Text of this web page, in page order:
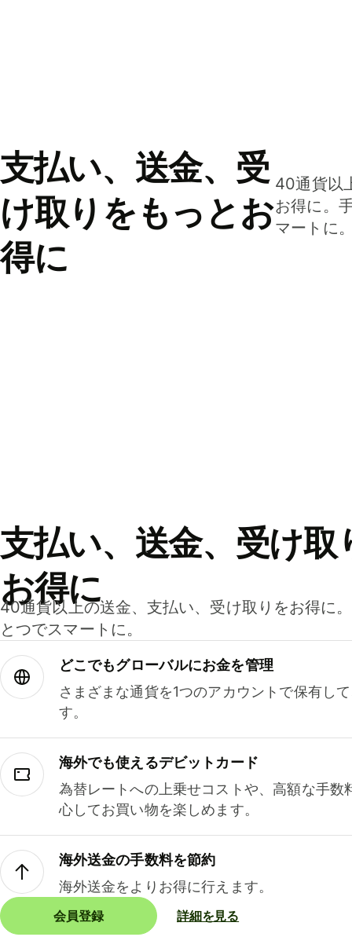
支払い、送金、受
け取りをもっとお
得に
40通貨以
お得に。
マートに
支払い、送金、受け取
お得に
40通貨以上の送金、支払い、受け取りをお得に
とつでスマートに。
どこでもグ⁠ロ⁠ー⁠バ⁠ルにお金を管理
さまざまな通貨を1つのアカウントで保有し
す。
海外でも使えるデビットカード
為替レートへの上乗せコストや、高額な手数
心してお買い物を楽しめます。
海外送金の手数料を節約
海外送金をよりお得に行えます。
会員登録 詳細を見る